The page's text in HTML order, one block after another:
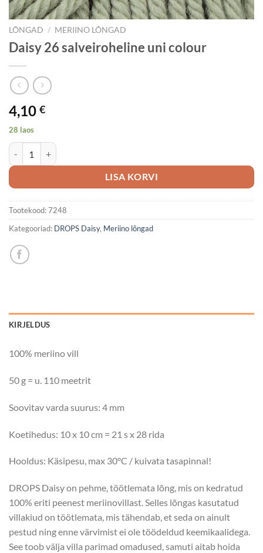
LÕNGAD / MERIINO LÕNGAD
Daisy 26 salveiroheline uni colour
4,10 €
28 laos
Daisy 26 salveiroheline uni colour kogus
LISA KORVI
Tootekood:7248
Kategooriad: DROPS Daisy, Meriino lõngad
KIRJELDUS
100% meriino vill
50 g = u. 110 meetrit
Soovitav varda suurus: 4 mm
Koetihedus: 10 x 10 cm = 21 s x 28 rida
Hooldus: Käsipesu, max 30°C / kuivata tasapinnal!
DROPS Daisy on pehme, töötlemata lõng, mis on kedratud
100% eriti peenest meriinovillast. Selles lõngas kasutatud
villakiud on töötlemata, mis tähendab, et seda on ainult
pestud ning enne värvimist ei ole töödeldud keemikaalidega.
See toob välja villa parimad omadused, samuti aitab hoida